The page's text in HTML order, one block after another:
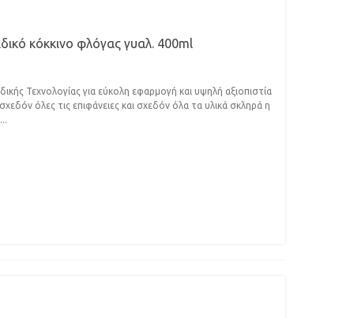
κόκκινο φλόγας γυαλ. 400ml
Τεχνολογίας για εύκολη εφαρμογή και υψηλή αξιοπιστία
όλες τις επιφάνειες και σχεδόν όλα τα υλικά σκληρά η